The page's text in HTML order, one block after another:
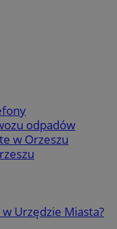
odpadów
w Orzeszu
w Urzędzie Miasta?